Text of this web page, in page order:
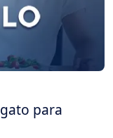
para